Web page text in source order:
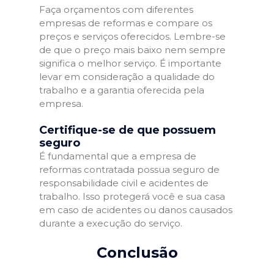
Faça orçamentos com diferentes
empresas de reformas e compare os
preços e serviços oferecidos. Lembre-se
de que o preço mais baixo nem sempre
significa o melhor serviço. É importante
levar em consideração a qualidade do
trabalho e a garantia oferecida pela
empresa.
Certifique-se de que possuem
seguro
É fundamental que a empresa de
reformas contratada possua seguro de
responsabilidade civil e acidentes de
trabalho. Isso protegerá você e sua casa
em caso de acidentes ou danos causados
durante a execução do serviço.
Conclusão